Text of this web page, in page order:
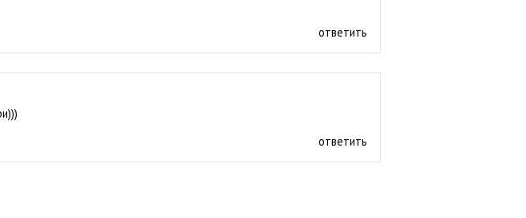
ответить
ответить